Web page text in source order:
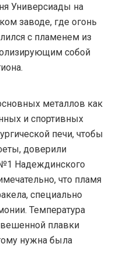
Универсиады на
заводе, где огонь
с пламенем из
собой
металлов как
и спортивных
печи, чтобы
доверили
Надеждинского
что пламя
специально
Температура
плавки
нужна была